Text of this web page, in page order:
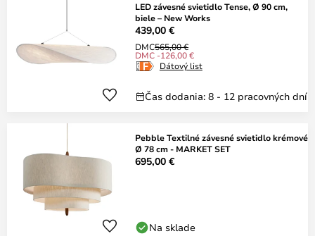
LED závesné svietidlo Tense, Ø 90 cm,
biele – New Works
439,00 €
DMC565,00 €
DMC -126,00 €
Dátový list
Čas dodania: 8 - 12 pracovných dní
Pebble Textilné závesné svietidlo krémové
Ø 78 cm - MARKET SET
695,00 €
Na sklade